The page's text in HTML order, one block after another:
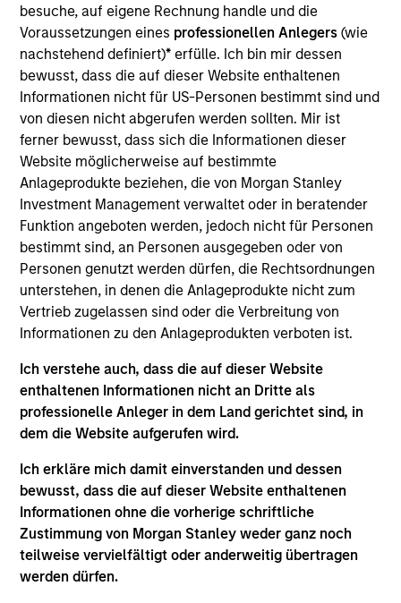
besuche, auf eigene Rechnung handle und die
Voraussetzungen eines professionellen Anlegers(wie
nachstehend definiert)* erfülle. Ich bin mir dessen
bewusst, dass die auf dieser Website enthaltenen
Informationen nicht für US-Personen bestimmt sind und
von diesen nicht abgerufen werden sollten. Mir ist
ferner bewusst, dass sich die Informationen dieser
Website möglicherweise auf bestimmte
Anlageprodukte beziehen, die von Morgan Stanley
Investment Management verwaltet oder in beratender
Funktion angeboten werden, jedoch nicht für Personen
bestimmt sind, an Personen ausgegeben oder von
Personen genutzt werden dürfen, die Rechtsordnungen
unterstehen, in denen die Anlageprodukte nicht zum
Vertrieb zugelassen sind oder die Verbreitung von
Informationen zu den Anlageprodukten verboten ist.
Ich verstehe auch, dass die auf dieser Website
enthaltenen Informationen nicht an Dritte als
professionelle Anleger in dem Land gerichtet sind, in
dem die Website aufgerufen wird.
Ich erkläre mich damit einverstanden und dessen
bewusst, dass die auf dieser Website enthaltenen
Informationen ohne die vorherige schriftliche
Zustimmung von Morgan Stanley weder ganz noch
teilweise vervielfältigt oder anderweitig übertragen
werden dürfen.
*Basiswährung des Fonds
Dieses Material enthält Informationen über die Teilfonds
von Morgan Stanley Investment Funds, einer in Luxemburg
ansässigen SICAV (Société d’Investissement à Capital
Variable). (die „Gesellschaft“), die im Großherzogtum
Luxemburg als Organismus für gemeinsame Anlagen
gemäß Teil 1 des Gesetzes vom 17. Dezember 2010 in
seiner geänderten Fassung registriert ist. Die Gesellschaft
ist ein Organismus für gemeinsame Anlagen in
Wertpapieren („OGAW“).
Anträge auf Anteile an den Teilfonds sollten erst gestellt
werden, wenn der aktuelle Verkaufsprospekt, das Key
Information Document („KID“) oder das Key Investor
Information Document („KIID“), der Jahres- und
Halbjahresbericht („Angebotsunterlagen“) oder andere
Dokumente, die in Ihrer Nähe online unter
https://www.morganstanley.com/im/msinvf/index.html
verfügbar sind oder kostenlos beim Geschäftssitz von
Business Centre, 6B route de Trèves, L-2633
Senningerberg, R.C.S. Luxemburg B 29 192, erhältlich.
Informationen in Bezug auf Nachhaltigkeitsaspekte des
Fonds und die Zusammenfassung der Anlegerrechte
Italienische Anleger sollten darüber hinaus das
„Erweiterte Zeichnungsformular“ und alle Anleger aus
Hongkong den Abschnitt „Zusätzliche Informationen für
Anleger aus Hongkong“ im Verkaufsprospekt beachten.
Deutschsprachige Exemplare des Verkaufsprospekts, des
KID oder des KIID, der Statuten der Gesellschaft und der
Jahres- und Halbjahresberichte sowie zusätzliche